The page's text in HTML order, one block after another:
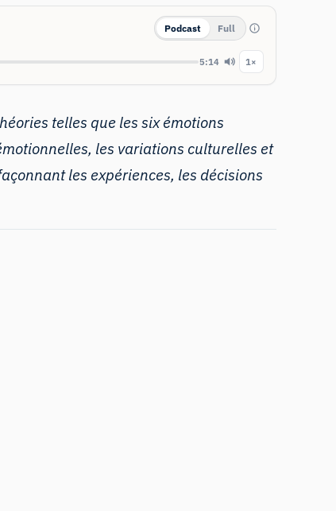
Podcast Full
5:14 1×
telles que les six émotions
les variations culturelles et
les expériences, les décisions